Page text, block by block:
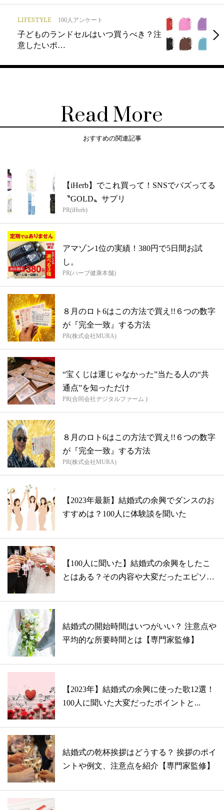
LIFESTYLE 100人アンケート
子どものランドセルはいつ買うべき？注
意したいポ…
Read More
おすすめの関連記事
【iHerb】でこれ買って！SNSでバズってる
〝GOLD〟サプリ
PR(iHerb)
アマゾン1位の実績！380円で5日間お試
し。
PR(ハーブ健康本舗)
８月のロト6はこの方法で買え!!６つの数字
が『完全一致』する方法
PR(株式会社MURA)
“宝くじは運じゃなかった”当たる人の“共
通点”を知っただけ
PR(合同会社デジタルファーム )
８月のロト6はこの方法で買え!!６つの数字
が『完全一致』する方法
PR(株式会社MURA)
【2023年最新】結婚式の余興でダンスのお
すすめは？100人に体験談を聞いた
【100人に聞いた】結婚式の余興をしたこ
とはある？その内容や大変だったエピソー
結婚式の開始時間はいつがいい？ 注意点や
平均的な所要時間とは【専門家監修】
【2023年】結婚式の余興に使った歌12選！
100人に聞いた大変だったポイントと...
結婚式の乾杯挨拶はどうする？ 挨拶のポイ
ントや例文、注意点を紹介【専門家監修】